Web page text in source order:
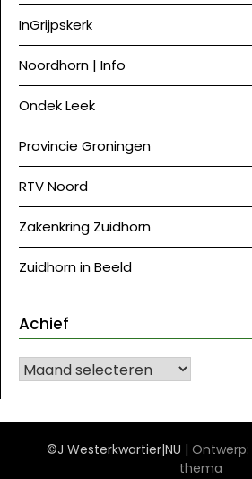
InGrijpskerk
Noordhorn | Info
Ondek Leek
Provincie Groningen
RTV Noord
Zakenkring Zuidhorn
Zuidhorn in Beeld
Achief
Achief
©J Westerkwartier|NU | Ontwerp:
thema